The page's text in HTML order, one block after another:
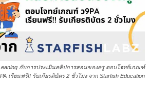
กับการประเมินคลิปการสอนของครู ตอบโจทย์เกณฑ์
เรียนฟรี!! รับเกียรติบัตร 2 ชั่วโมง จาก Starfish Education